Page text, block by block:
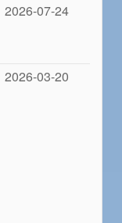
2026-07-24
2026-03-20